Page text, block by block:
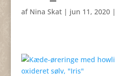
af Nina Skat| jun 11, 2020|